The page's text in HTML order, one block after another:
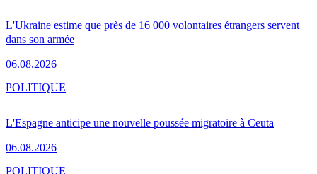
L'Ukraine estime que près de 16 000 volontaires étrangers servent
dans son armée
06.08.2026
L'Espagne anticipe une nouvelle poussée migratoire à Ceuta
06.08.2026
POLITIQUE
POLITIQUE